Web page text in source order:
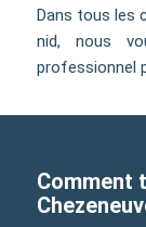
Dans tous les
nid, nous
professionnel
Comment